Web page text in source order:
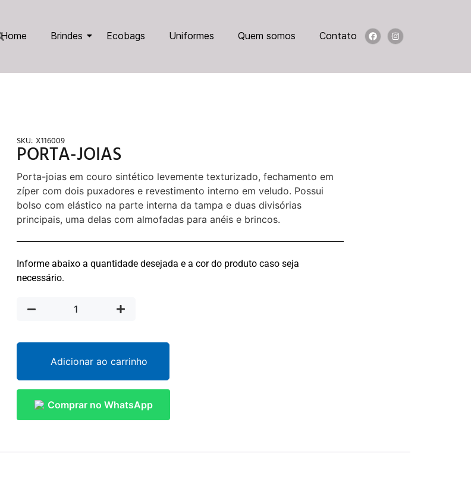
Home Brindes Ecobags Uniformes Quem somos Contato
SKU: X116009
PORTA-JOIAS
Porta-joias em couro sintético levemente texturizado, fechamento em
zíper com dois puxadores e revestimento interno em veludo. Possui
bolso com elástico na parte interna da tampa e duas divisórias
principais, uma delas com almofadas para anéis e brincos.
Informe abaixo a quantidade desejada e a cor do produto caso seja
necessário.
Adicionar ao carrinho
Comprar no WhatsApp